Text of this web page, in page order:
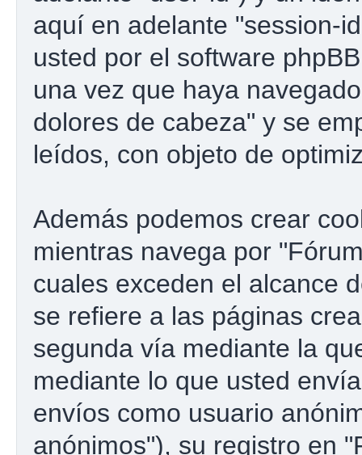
aquí en adelante "session-
usted por el software
una vez que haya
dolores de cabeza" y se
leídos, con objeto de
Además podemos crear
mientras navega por
cuales exceden el alcance
se refiere a las páginas
segunda vía mediante la
mediante lo que usted
envíos como usuario
anónimos"), su registro en